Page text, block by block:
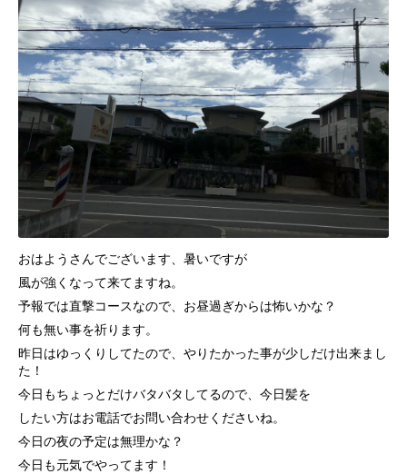
おはようさんでございます、暑いですが
風が強くなって来てますね。
予報では直撃コースなので、お昼過ぎからは怖いかな？
何も無い事を祈ります。
昨日はゆっくりしてたので、やりたかった事が少しだけ出来まし
た！
今日もちょっとだけバタバタしてるので、今日髪を
したい方はお電話でお問い合わせくださいね。
今日の夜の予定は無理かな？
今日も元気でやってます！